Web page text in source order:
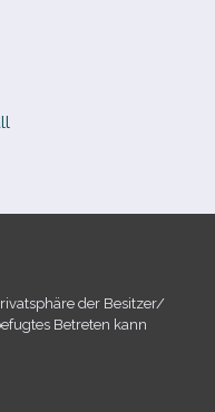
der Besitzer/​
Betreten kann